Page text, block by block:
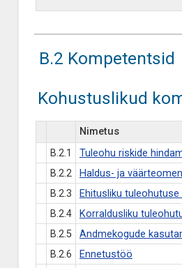
B.2 Kompetentsid
Kohustuslikud
Nimetus
B.2.1
Tuleohu riskide
B.2.2
Haldus- ja
B.2.3
Ehitusliku tuleohutuse
B.2.4
Korraldusliku
B.2.5
Andmekogude
B.2.6
Ennetustöö